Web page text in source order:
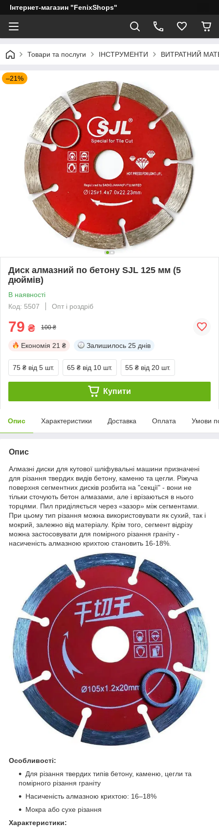
Інтернет-магазин "FenixShops"
Товари та послуги ІНСТРУМЕНТИ ВИТРАТНИЙ
–21%
Диск алмазний по бетону SJL 125 мм (5
дюймів)
В наявності
Код: 5507
Опт і роздріб
79 ₴ 100 ₴
Економія 21 ₴ Залишилось 25 днів
75 ₴ від 5 шт. 65 ₴ від 10 шт. 55 ₴ від 20 шт.
Купити
Опис Характеристики Доставка Оплата Умови
Опис
Алмазні диски для кутової шліфувальні машини призначені
для різання твердих видів бетону, каменю та цегли. Ріжуча
поверхня сегментних дисків розбита на "секції" - вони не
тільки сточують бетон алмазами, але і врізаються в нього
торцями. Пил приділяється через «зазор» між сегментами.
При цьому тип різання можна використовувати як сухий, так і
мокрий, залежно від матеріалу. Крім того, сегмент відрізу
можна застосовувати для помірного різання граніту -
насиченість алмазною крихтою становить 16-18%.
Особливості:
Для різання твердих типів бетону, каменю, цегли та
помірного різання граніту
Насиченість алмазною крихтою: 16–18%
Мокра або сухе різання
Характеристики: